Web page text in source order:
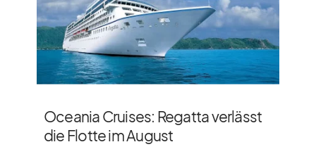
Oceania Cruises: Regatta verlässt
die Flotte im August